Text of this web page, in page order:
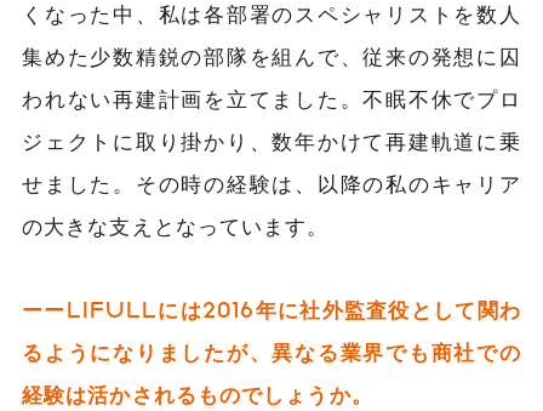
くなった中、私は各部署のスペシャリストを数人
集めた少数精鋭の部隊を組んで、従来の発想に囚
われない再建計画を立てました。不眠不休でプロ
ジェクトに取り掛かり、数年かけて再建軌道に乗
せました。その時の経験は、以降の私のキャリア
の大きな支えとなっています。
ーーLIFULLには2016年に社外監査役として関わ
るようになりましたが、異なる業界でも商社での
経験は活かされるものでしょうか。